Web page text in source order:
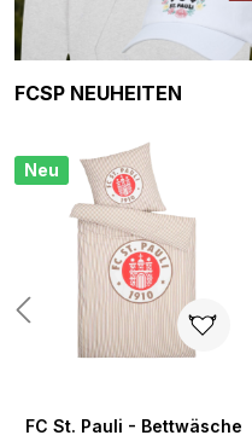
Produktgalerie überspringen
FCSP NEUHEITEN
von 5 Sternen
Neu
FC St. Pauli - Bettwäsche